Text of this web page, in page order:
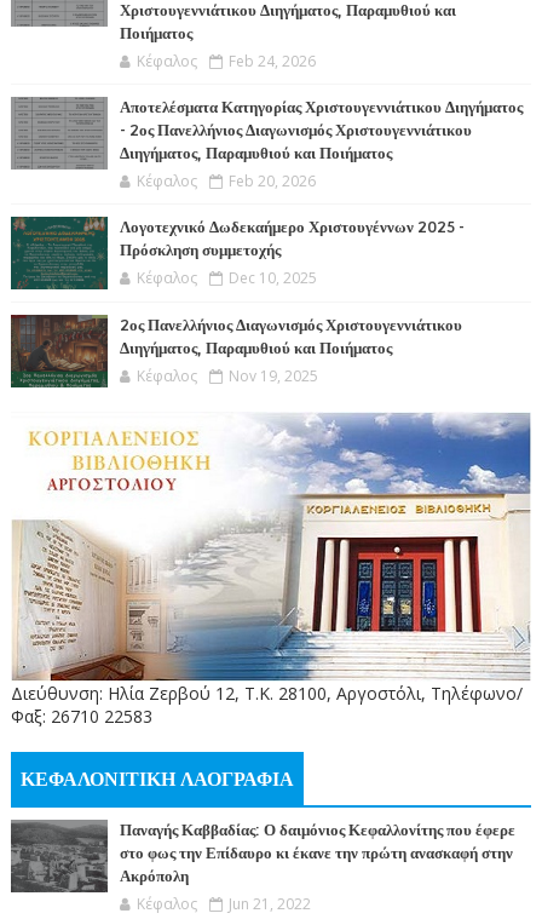
Χριστουγεννιάτικου Διηγήματος, Παραμυθιού και
Ποιήματος
Κέφαλος Feb 24, 2026
Αποτελέσματα Κατηγορίας Χριστουγεννιάτικου Διηγήματος
- 2ος Πανελλήνιος Διαγωνισμός Χριστουγεννιάτικου
Διηγήματος, Παραμυθιού και Ποιήματος
Κέφαλος Feb 20, 2026
Λογοτεχνικό Δωδεκαήμερο Χριστουγέννων 2025 -
Πρόσκληση συμμετοχής
Κέφαλος Dec 10, 2025
2ος Πανελλήνιος Διαγωνισμός Χριστουγεννιάτικου
Διηγήματος, Παραμυθιού και Ποιήματος
Κέφαλος Nov 19, 2025
Διεύθυνση: Ηλία Ζερβού 12, Τ.Κ. 28100, Αργοστόλι, Τηλέφωνο/
Φαξ: 26710 22583
ΚΕΦΑΛΟΝΙΤΙΚΗ ΛΑΟΓΡΑΦΙΑ
Παναγής Καββαδίας: Ο δαιμόνιος Κεφαλλονίτης που έφερε
στο φως την Επίδαυρο κι έκανε την πρώτη ανασκαφή στην
Ακρόπολη
Κέφαλος Jun 21, 2022